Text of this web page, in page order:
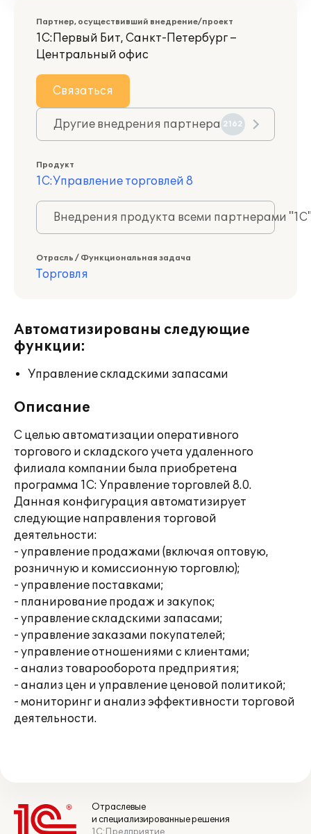
Партнер, осуществивший внедрение/проект
1С:Первый Бит, Санкт-Петербург –
Центральный офис
Связаться
Другие внедрения партнера 2162
Продукт
1С:Управление торговлей 8
Внедрения продукта всеми партнерами
Отрасль / Функциональная задача
Торговля
Автоматизированы следующие
функции:
Управление складскими запасами
Описание
С целью автоматизации оперативного
торгового и складского учета удаленного
филиала компании была приобретена
программа 1С: Управление торговлей 8.0.
Данная конфигурация автоматизирует
следующие направления торговой
деятельности:
- управление продажами (включая оптовую,
розничную и комиссионную торговлю);
- управление поставками;
- планирование продаж и закупок;
- управление складскими запасами;
- управление заказами покупателей;
- управление отношениями с клиентами;
- анализ товарооборота предприятия;
- анализ цен и управление ценовой политикой;
- мониторинг и анализ эффективности торговой
деятельности.
Отраслевые
и специализированные решения